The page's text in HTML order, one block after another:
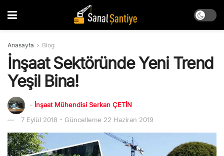
Anasayfa Blog
İnşaat Sektöründe Yeni Trend
Yeşil Bina!
- İnşaat Mühendisi Serkan ÇETİN
7 Eylül 2018 - Güncelleme 22 Haziran 2019